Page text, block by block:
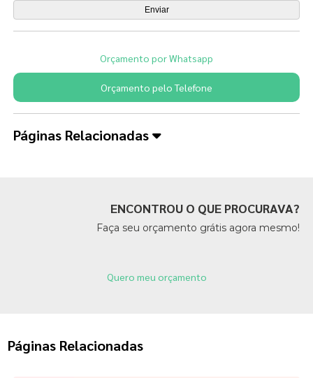
Orçamento por Whatsapp
Orçamento pelo Telefone
Páginas Relacionadas
ENCONTROU O QUE PROCURAVA?
Faça seu orçamento grátis agora mesmo!
Quero meu orçamento
Páginas Relacionadas